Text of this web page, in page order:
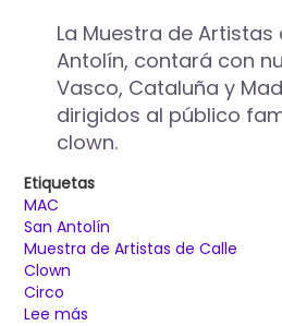
La Muestra de
Antolín, contará con
Vasco, Cataluña y
dirigidos al público
clown.
Etiquetas
MAC
San Antolín
Muestra de Artistas de Calle
Clown
Circo
Lee más